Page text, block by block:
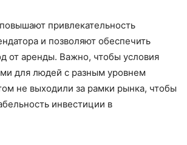
привлекательность
и позволяют обеспечить
от аренды. Важно, чтобы условия
для людей с разным уровнем
не выходили за рамки рынка, чтобы
инвестиции в